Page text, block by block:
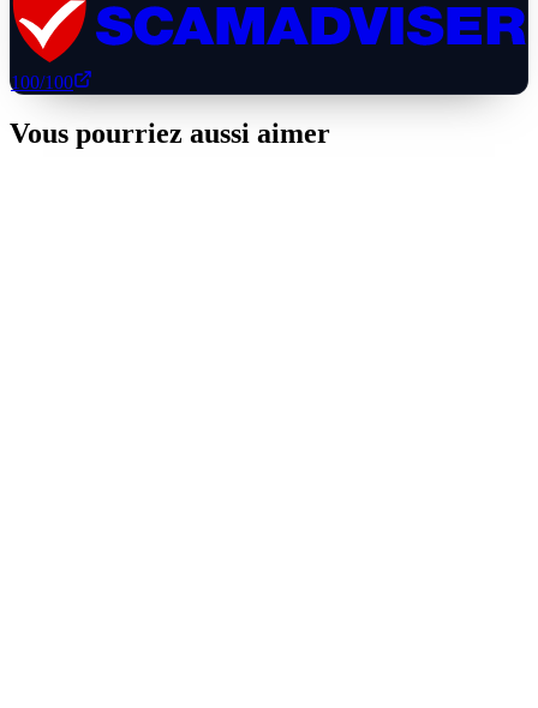
100/100
Vous pourriez aussi aimer